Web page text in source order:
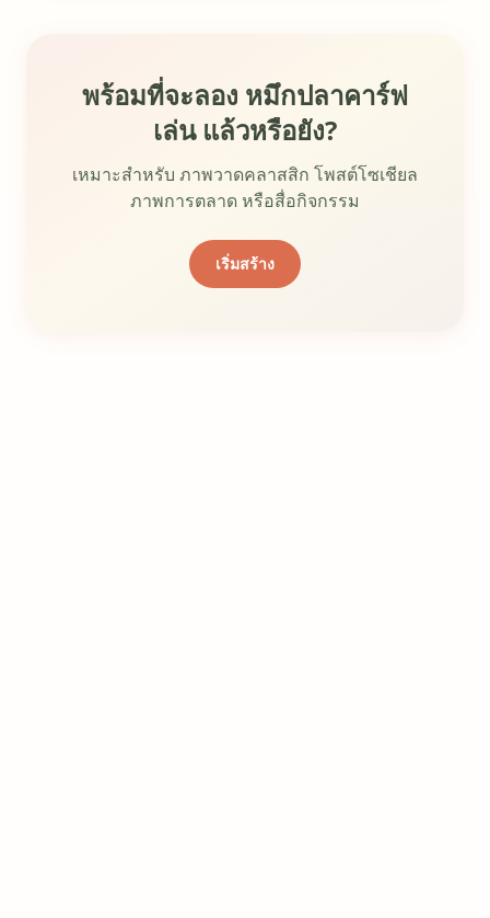
พร้อมที่จะลอง หมึกปลาคาร์ฟ
เล่น แล้วหรือยัง?
เหมาะสำหรับ ภาพวาดคลาสสิก โพสต์โซเชียล
ภาพการตลาด หรือสื่อกิจกรรม
เริ่มสร้าง